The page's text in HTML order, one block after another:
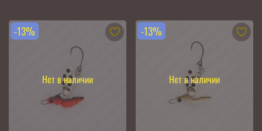
Нет в наличии
-13%
Нет в наличии
-13%